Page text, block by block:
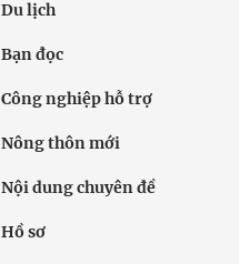
Du lịch
Bạn đọc
Công nghiệp hỗ trợ
Nông thôn mới
Nội dung chuyên đề
Hồ sơ